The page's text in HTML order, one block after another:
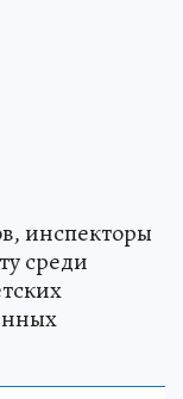
инспекторы
среди